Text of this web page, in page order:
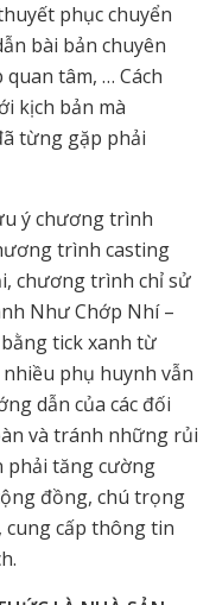
phục chuyển
bài bản chuyên
tâm, … Cách
kịch bản mà
từng gặp phải
ý chương trình
trình casting
chương trình chỉ sử
Như Chớp Nhí –
tick xanh từ
phụ huynh vẫn
dẫn của các đối
và tránh những rủi
phải tăng cường
đồng, chú trọng
cung cấp thông tin